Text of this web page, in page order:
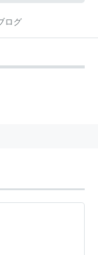
ログ